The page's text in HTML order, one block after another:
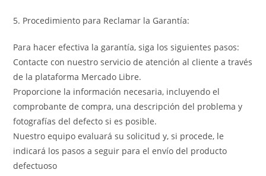
5. Procedimiento para Reclamar la Garantía:
Para hacer efectiva la garantía, siga los siguientes pasos:
Contacte con nuestro servicio de atención al cliente a través
de la plataforma Mercado Libre.
Proporcione la información necesaria, incluyendo el
comprobante de compra, una descripción del problema y
fotografías del defecto si es posible.
Nuestro equipo evaluará su solicitud y, si procede, le
indicará los pasos a seguir para el envío del producto
defectuoso